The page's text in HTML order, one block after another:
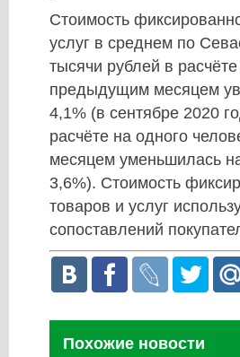
Стоимость
услуг в среднем по
тысячи рублей в
предыдущим месяцем
4,1% (в сентябре 2020
расчёте на одного
месяцем уменьшилась
3,6%). Стоимость
товаров и услуг
сопоставлений
Похожие новости